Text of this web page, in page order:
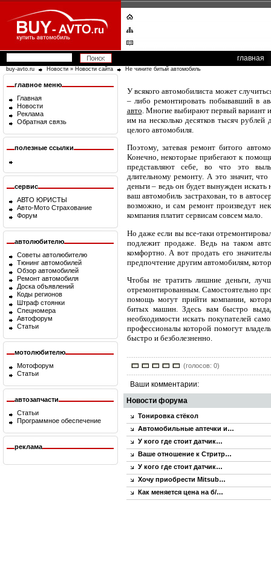
главная
buy-avto.ru Новости » Новости сайта Не чините битый автомобиль
главное меню
Главная
Новости
Реклама
Обратная связь
полезные ссылки
сервис
АВТО ЮРИСТЫ
Авто-Мото Страхование
Форум
автолюбителю
Советы автолюбителю
Тюнинг автомобилей
Обзор автомобилей
Ремонт автомобиля
Доска объявлений
Коды регионов
Штраф стоянки
Спецномера
Автофорум
Статьи
мотолюбителю
Мотофорум
Статьи
автозапчасти
Статьи
Программное обеспечение
реклама
У всякого автомобилиста может
– либо ремонтировать побывавший в
авто. Многие выбирают первый вариант
им на несколько десятков тысяч
целого автомобиля.
Поэтому, затевая ремонт битого
Конечно, некоторые прибегают к
представляют себе, во что это
длительному ремонту. А это значит,
деньги – ведь он будет вынужден
ваш автомобиль застрахован, то в
возможно, и сам ремонт произведут
компания платит сервисам совсем мало.
Но даже если вы все-таки
подлежит продаже. Ведь на таком
комфортно. А вот продать его
предпочтение другим автомобилям,
Чтобы не тратить лишние деньги,
отремонтированным. Самостоятельно
помощь могут прийти компании,
битых машин. Здесь вам быстро
необходимости искать покупателей
профессионалы которой помогут
быстро и безболезненно.
(голосов: 0)
Ваши комментарии:
Новости форума
Тонировка стёкол
Автомобильные аптечки и…
У кого где стоит датчик…
Ваше отношение к Стритр…
У кого где стоит датчик…
Хочу приобрести Mitsub…
Как меняется цена на б/…